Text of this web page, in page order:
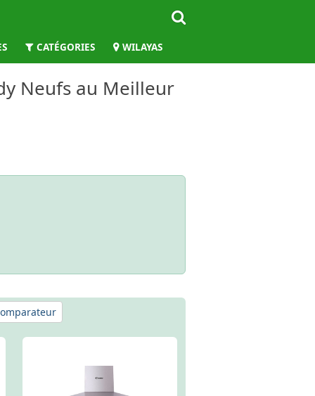
CATÉGORIES WILAYAS
Neufs au Meilleur